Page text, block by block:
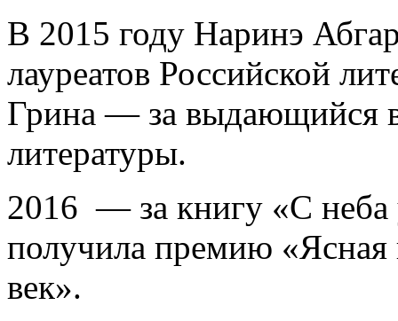
В 2015 году Наринэ
лауреатов Российской
Грина — за выдающийся
литературы.
2016 — за книгу «С неба
получила премию
век».